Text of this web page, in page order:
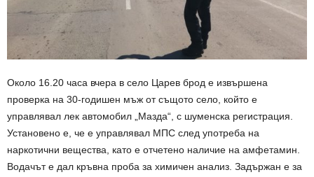
Около 16.20 часа вчера в село Царев брод е извършена
проверка на 30-годишен мъж от същото село, който е
управлявал лек автомобил „Мазда“, с шуменска регистрация.
Установено е, че е управлявал МПС след употреба на
наркотични вещества, като е отчетено наличие на амфетамин.
Водачът е дал кръвна проба за химичен анализ. Задържан е за